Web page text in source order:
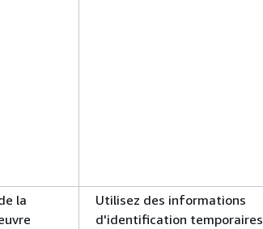
la
Utilisez des informations
d'identification temporaires